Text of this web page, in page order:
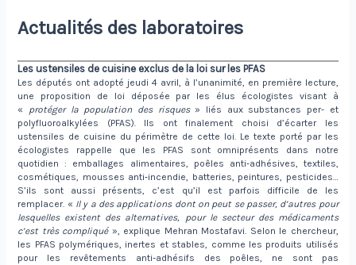
Actualités des laboratoires
Les ustensiles de cuisine exclus de la loi sur les PFAS
Les députés ont adopté jeudi 4 avril, à l’unanimité, en première lecture,
une proposition de loi déposée par les élus écologistes visant à
« protéger la population des risques» liés aux substances per- et
polyfluoroalkylées (PFAS). Ils ont finalement choisi d’écarter les
ustensiles de cuisine du périmètre de cette loi. Le texte porté par les
écologistes rappelle que les PFAS sont omniprésents dans notre
quotidien : emballages alimentaires, poêles anti‑adhésives, textiles,
cosmétiques, mousses anti‑incendie, batteries, peintures, pesticides…
S’ils sont aussi présents, c’est qu’il est parfois difficile de les
remplacer. « Il y a des applications dont on peut se passer, d’autres pour
lesquelles existent des alternatives, pour le secteur des médicaments
c’est très compliqué», explique Mehran Mostafavi. Selon le chercheur,
les PFAS polymériques, inertes et stables, comme les produits utilisés
pour les revêtements anti-adhésifs des poêles, ne sont pas